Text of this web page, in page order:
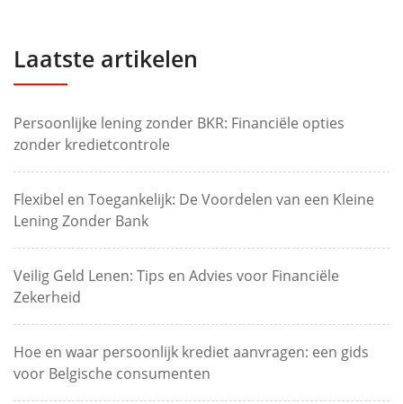
Laatste artikelen
Persoonlijke lening zonder BKR: Financiële opties
zonder kredietcontrole
Flexibel en Toegankelijk: De Voordelen van een Kleine
Lening Zonder Bank
Veilig Geld Lenen: Tips en Advies voor Financiële
Zekerheid
Hoe en waar persoonlijk krediet aanvragen: een gids
voor Belgische consumenten